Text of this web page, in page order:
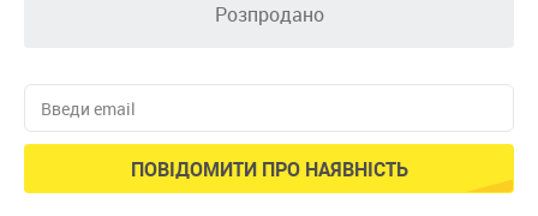
Розпродано
ПОВІДОМИТИ ПРО НАЯВНІСТЬ